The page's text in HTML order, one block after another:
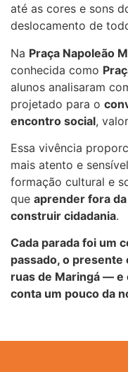
até as cores e sons
deslocamento de
Na Praça Napoleão
conhecida como
alunos analisaram
projetado para o
encontro social,
Essa vivência
mais atento e
formação cultural e
que aprender fora
construir cidadania.
Cada parada foi um
passado, o
ruas de Maringá — e
conta um pouco da